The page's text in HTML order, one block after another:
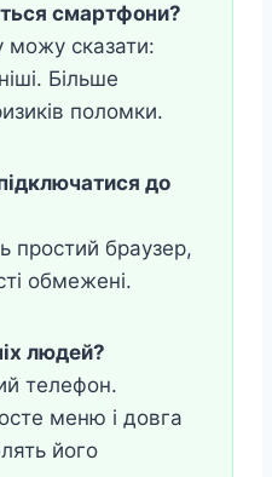
смартфони?
можу сказати:
Більше
поломки.
до
простий браузер,
обмежені.
людей?
телефон.
меню і довга
його